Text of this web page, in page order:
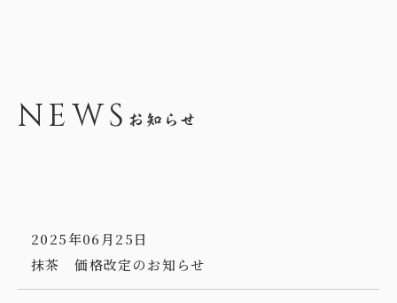
NEWS
2025年06月25日
抹茶 価格改定のお知らせ